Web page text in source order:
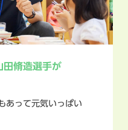
田脩造選手が
あって元気いっぱい